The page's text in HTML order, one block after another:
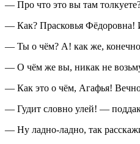
— Про что это вы там
— Как? Прасковья Фёдоровна!
— Ты о чём? А! как же,
— О чём же вы, никак не
— Как это о чём, Агафья! Вечно
— Гудит словно улей! —
— Ну ладно-ладно, так